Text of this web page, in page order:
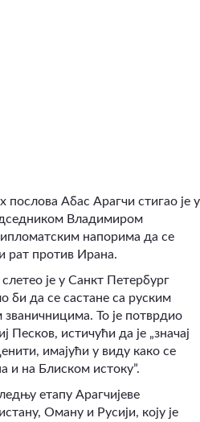
Абас Арагчи стигао је у
Владимиром
напорима да се
рат против Ирана.
је у Санкт Петербург
би да се састане са руским
То је потврдио
истичући да је „значај
имајући у виду како се
и на Блиском истоку”.
етапу Арагчијеве
Оману и Русији, коју је